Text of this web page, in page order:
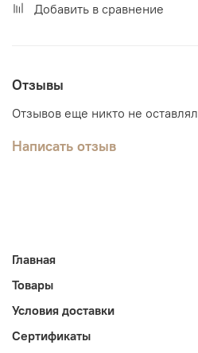
Добавить в сравнение
Отзывы
Отзывов еще никто не оставлял
Написать отзыв
Главная
Товары
Условия доставки
Сертификаты